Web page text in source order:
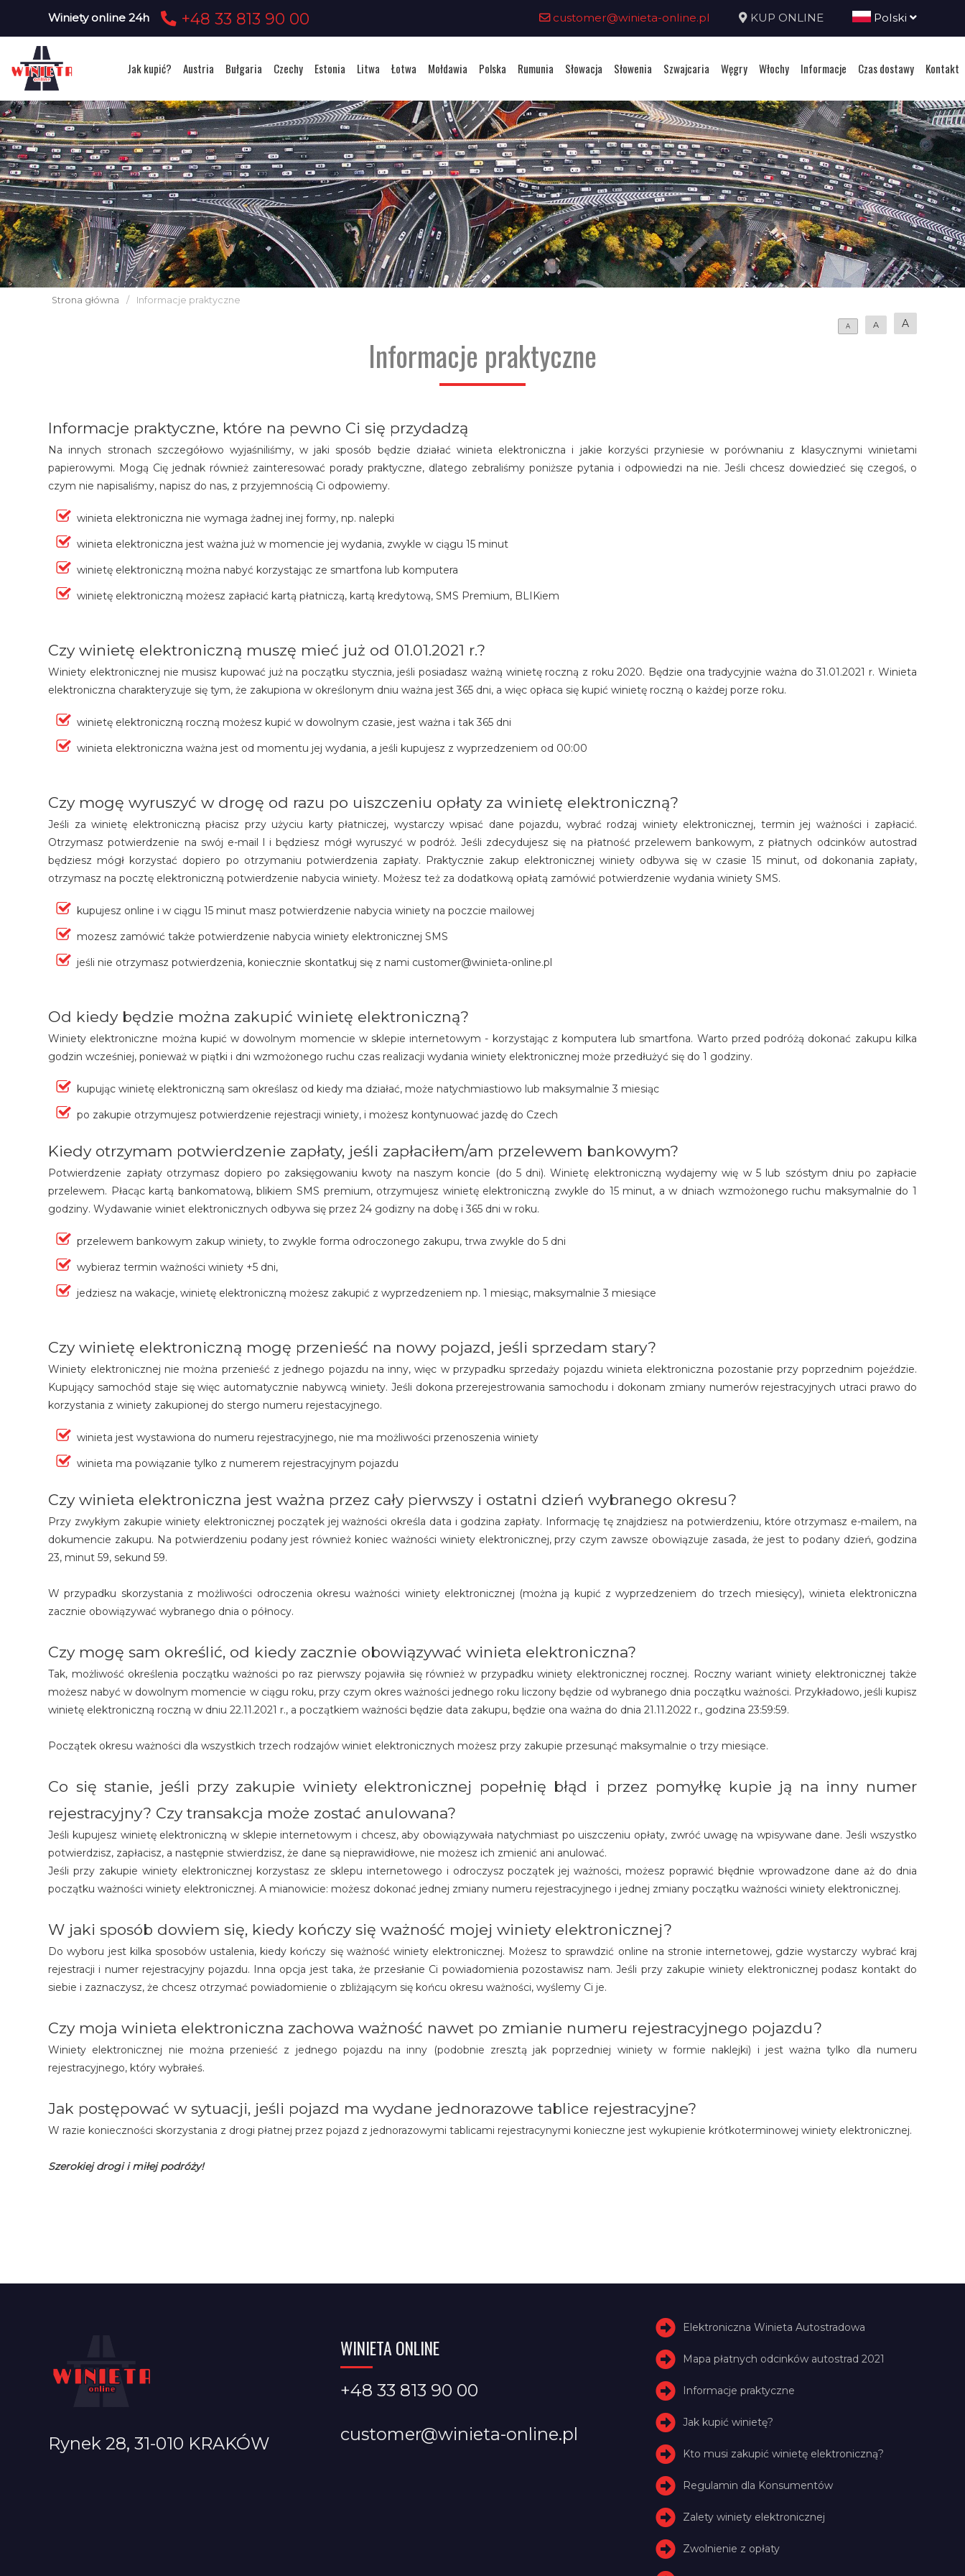
Winiety online 24h +48 33 813 90 00 customer@winieta-online.pl KUP ONLINE Polski
Jak kupić? Austria Bułgaria Czechy Estonia Litwa Łotwa Mołdawia Polska Rumunia Słowacja Słowenia Szwajcaria Węgry Włochy Informacje Czas dostawy Kontakt
Strona główna / Informacje praktyczne
A A A
Informacje praktyczne
Informacje praktyczne, które na pewno Ci się przydadzą
Na innych stronach szczegółowo wyjaśniliśmy, w jaki sposób będzie działać winieta elektroniczna i jakie korzyści przyniesie w porównaniu z klasycznymi winietami
papierowymi. Mogą Cię jednak również zainteresować porady praktyczne, dlatego zebraliśmy poniższe pytania i odpowiedzi na nie. Jeśli chcesz dowiedzieć się czegoś, o
czym nie napisaliśmy, napisz do nas, z przyjemnością Ci odpowiemy.
winieta elektroniczna nie wymaga żadnej inej formy, np. nalepki
winieta elektroniczna jest ważna już w momencie jej wydania, zwykle w ciągu 15 minut
winietę elektroniczną można nabyć korzystając ze smartfona lub komputera
winietę elektroniczną możesz zapłacić kartą płatniczą, kartą kredytową, SMS Premium, BLIKiem
Czy winietę elektroniczną muszę mieć już od 01.01.2021 r.?
Winiety elektronicznej nie musisz kupować już na początku stycznia, jeśli posiadasz ważną winietę roczną z roku 2020. Będzie ona tradycyjnie ważna do 31.01.2021 r. Winieta
elektroniczna charakteryzuje się tym, że zakupiona w określonym dniu ważna jest 365 dni, a więc opłaca się kupić winietę roczną o każdej porze roku.
winietę elektroniczną roczną możesz kupić w dowolnym czasie, jest ważna i tak 365 dni
winieta elektroniczna ważna jest od momentu jej wydania, a jeśli kupujesz z wyprzedzeniem od 00:00
Czy mogę wyruszyć w drogę od razu po uiszczeniu opłaty za winietę elektroniczną?
Jeśli za winietę elektroniczną płacisz przy użyciu karty płatniczej, wystarczy wpisać dane pojazdu, wybrać rodzaj winiety elektronicznej, termin jej ważności i zapłacić.
Otrzymasz potwierdzenie na swój e-mail l i będziesz mógł wyruszyć w podróż. Jeśli zdecydujesz się na płatność przelewem bankowym, z płatnych odcinków autostrad
będziesz mógł korzystać dopiero po otrzymaniu potwierdzenia zapłaty. Praktycznie zakup elektronicznej winiety odbywa się w czasie 15 minut, od dokonania zapłaty,
otrzymasz na pocztę elektroniczną potwierdzenie nabycia winiety. Możesz też za dodatkową opłatą zamówić potwierdzenie wydania winiety SMS.
kupujesz online i w ciągu 15 minut masz potwierdzenie nabycia winiety na poczcie mailowej
mozesz zamówić także potwierdzenie nabycia winiety elektronicznej SMS
jeśli nie otrzymasz potwierdzenia, koniecznie skontatkuj się z nami customer@winieta-online.pl
Od kiedy będzie można zakupić winietę elektroniczną?
Winiety elektroniczne można kupić w dowolnym momencie w sklepie internetowym - korzystając z komputera lub smartfona. Warto przed podróżą dokonać zakupu kilka
godzin wcześniej, ponieważ w piątki i dni wzmożonego ruchu czas realizacji wydania winiety elektronicznej może przedłużyć się do 1 godziny.
kupując winietę elektroniczną sam określasz od kiedy ma działać, może natychmiastiowo lub maksymalnie 3 miesiąc
po zakupie otrzymujesz potwierdzenie rejestracji winiety, i możesz kontynuować jazdę do Czech
Kiedy otrzymam potwierdzenie zapłaty, jeśli zapłaciłem/am przelewem bankowym?
Potwierdzenie zapłaty otrzymasz dopiero po zaksięgowaniu kwoty na naszym koncie (do 5 dni). Winietę elektroniczną wydajemy wię w 5 lub szóstym dniu po zapłacie
przelewem. Płacąc kartą bankomatową, blikiem SMS premium, otrzymujesz winietę elektroniczną zwykle do 15 minut, a w dniach wzmożonego ruchu maksymalnie do 1
godziny. Wydawanie winiet elektronicznych odbywa się przez 24 godizny na dobę i 365 dni w roku.
przelewem bankowym zakup winiety, to zwykle forma odroczonego zakupu, trwa zwykle do 5 dni
wybieraz termin ważności winiety +5 dni,
jedziesz na wakacje, winietę elektroniczną możesz zakupić z wyprzedzeniem np. 1 miesiąc, maksymalnie 3 miesiące
Czy winietę elektroniczną mogę przenieść na nowy pojazd, jeśli sprzedam stary?
Winiety elektronicznej nie można przenieść z jednego pojazdu na inny, więc w przypadku sprzedaży pojazdu winieta elektroniczna pozostanie przy poprzednim pojeździe.
Kupujący samochód staje się więc automatycznie nabywcą winiety. Jeśli dokona przerejestrowania samochodu i dokonam zmiany numerów rejestracyjnych utraci prawo do
korzystania z winiety zakupionej do stergo numeru rejestacyjnego.
winieta jest wystawiona do numeru rejestracyjnego, nie ma możliwości przenoszenia winiety
winieta ma powiązanie tylko z numerem rejestracyjnym pojazdu
Czy winieta elektroniczna jest ważna przez cały pierwszy i ostatni dzień wybranego okresu?
Przy zwykłym zakupie winiety elektronicznej początek jej ważności określa data i godzina zapłaty. Informację tę znajdziesz na potwierdzeniu, które otrzymasz e-mailem, na
dokumencie zakupu. Na potwierdzeniu podany jest również koniec ważności winiety elektronicznej, przy czym zawsze obowiązuje zasada, że jest to podany dzień, godzina
23, minut 59, sekund 59.
W przypadku skorzystania z możliwości odroczenia okresu ważności winiety elektronicznej (można ją kupić z wyprzedzeniem do trzech miesięcy), winieta elektroniczna
zacznie obowiązywać wybranego dnia o północy.
Czy mogę sam określić, od kiedy zacznie obowiązywać winieta elektroniczna?
Tak, możliwość określenia początku ważności po raz pierwszy pojawiła się również w przypadku winiety elektronicznej rocznej. Roczny wariant winiety elektronicznej także
możesz nabyć w dowolnym momencie w ciągu roku, przy czym okres ważności jednego roku liczony będzie od wybranego dnia początku ważności. Przykładowo, jeśli kupisz
winietę elektroniczną roczną w dniu 22.11.2021 r., a początkiem ważności będzie data zakupu, będzie ona ważna do dnia 21.11.2022 r., godzina 23:59:59.
Początek okresu ważności dla wszystkich trzech rodzajów winiet elektronicznych możesz przy zakupie przesunąć maksymalnie o trzy miesiące.
Co się stanie, jeśli przy zakupie winiety elektronicznej popełnię błąd i przez pomyłkę kupie ją na inny numer
rejestracyjny? Czy transakcja może zostać anulowana?
Jeśli kupujesz winietę elektroniczną w sklepie internetowym i chcesz, aby obowiązywała natychmiast po uiszczeniu opłaty, zwróć uwagę na wpisywane dane. Jeśli wszystko
potwierdzisz, zapłacisz, a następnie stwierdzisz, że dane są nieprawidłowe, nie możesz ich zmienić ani anulować.
Jeśli przy zakupie winiety elektronicznej korzystasz ze sklepu internetowego i odroczysz początek jej ważności, możesz poprawić błędnie wprowadzone dane aż do dnia
początku ważności winiety elektronicznej. A mianowicie: możesz dokonać jednej zmiany numeru rejestracyjnego i jednej zmiany początku ważności winiety elektronicznej.
W jaki sposób dowiem się, kiedy kończy się ważność mojej winiety elektronicznej?
Do wyboru jest kilka sposobów ustalenia, kiedy kończy się ważność winiety elektronicznej. Możesz to sprawdzić online na stronie internetowej, gdzie wystarczy wybrać kraj
rejestracji i numer rejestracyjny pojazdu. Inna opcja jest taka, że przesłanie Ci powiadomienia pozostawisz nam. Jeśli przy zakupie winiety elektronicznej podasz kontakt do
siebie i zaznaczysz, że chcesz otrzymać powiadomienie o zbliżającym się końcu okresu ważności, wyślemy Ci je.
Czy moja winieta elektroniczna zachowa ważność nawet po zmianie numeru rejestracyjnego pojazdu?
Winiety elektronicznej nie można przenieść z jednego pojazdu na inny (podobnie zresztą jak poprzedniej winiety w formie naklejki) i jest ważna tylko dla numeru
rejestracyjnego, który wybrałeś.
Jak postępować w sytuacji, jeśli pojazd ma wydane jednorazowe tablice rejestracyjne?
W razie konieczności skorzystania z drogi płatnej przez pojazd z jednorazowymi tablicami rejestracynymi konieczne jest wykupienie krótkoterminowej winiety elektronicznej.
Szerokiej drogi i miłej podróży!
Rynek 28, 31-010 KRAKÓW
WINIETA ONLINE
+48 33 813 90 00
customer@winieta-online.pl
Elektroniczna Winieta Autostradowa
Mapa płatnych odcinków autostrad 2021
Informacje praktyczne
Jak kupić winietę?
Kto musi zakupić winietę elektroniczną?
Regulamin dla Konsumentów
Zalety winiety elektronicznej
Zwolnienie z opłaty